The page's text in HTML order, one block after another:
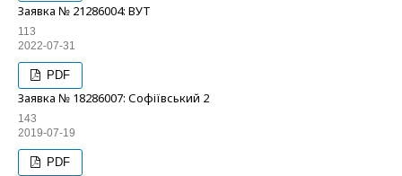
Заявка № 21286004: ВУТ
113
2022-07-31
PDF
Заявка № 18286007: Софіївський 2
143
2019-07-19
PDF